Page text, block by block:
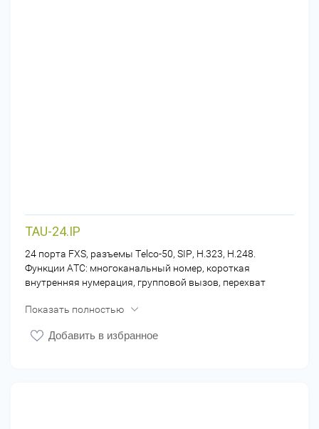
TAU-24.IP
24 порта FXS, разъемы Telco-50, SIP, H.323, H.248.
Функции АТС: многоканальный номер, короткая
внутренняя нумерация, групповой вызов, перехват
Показать полностью
Добавить в избранное